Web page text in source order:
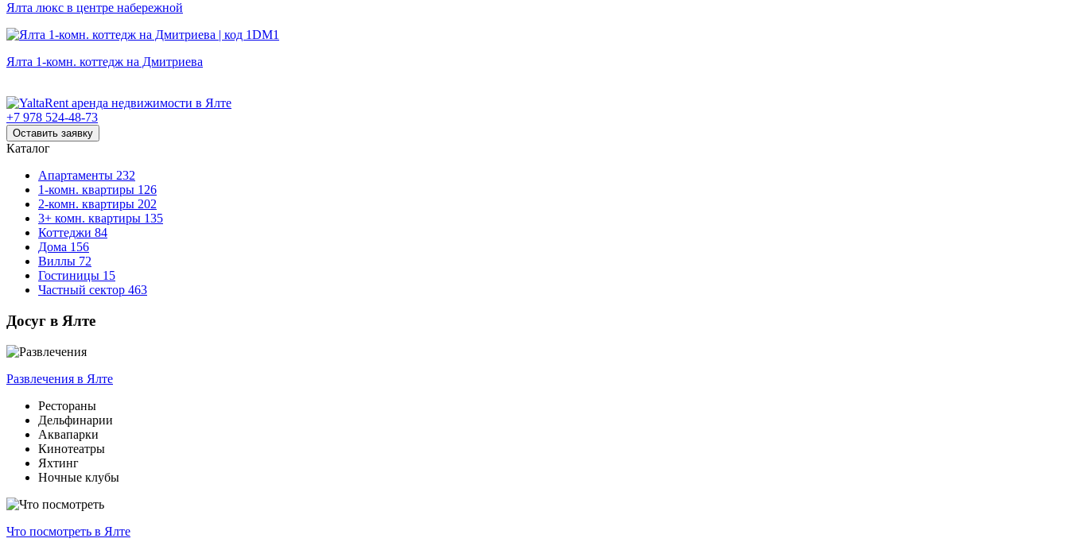
Ялта люкс в центре набережной
Ялта 1-комн. коттедж на Дмитриева
+7 978 524-48-73
Оставить заявку
Каталог
Апартаменты 232
1-комн. квартиры 126
2-комн. квартиры 202
3+ комн. квартиры 135
Коттеджи 84
Дома 156
Виллы 72
Гостиницы 15
Частный сектор 463
Досуг в Ялте
Развлечения в Ялте
Рестораны
Дельфинарии
Аквапарки
Кинотеатры
Яхтинг
Ночные клубы
Что посмотреть в Ялте